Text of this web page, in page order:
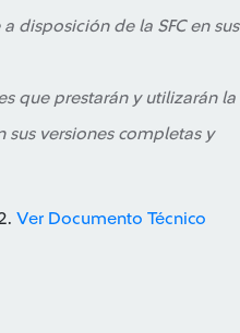
disposición de la SFC en sus
que prestarán y utilizarán la
sus versiones completas y
Ver Documento Técnico